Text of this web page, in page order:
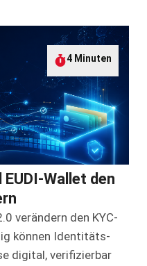
4 Minuten
Wallet den
verändern den KYC-
können Identitäts-
digital, verifizierbar